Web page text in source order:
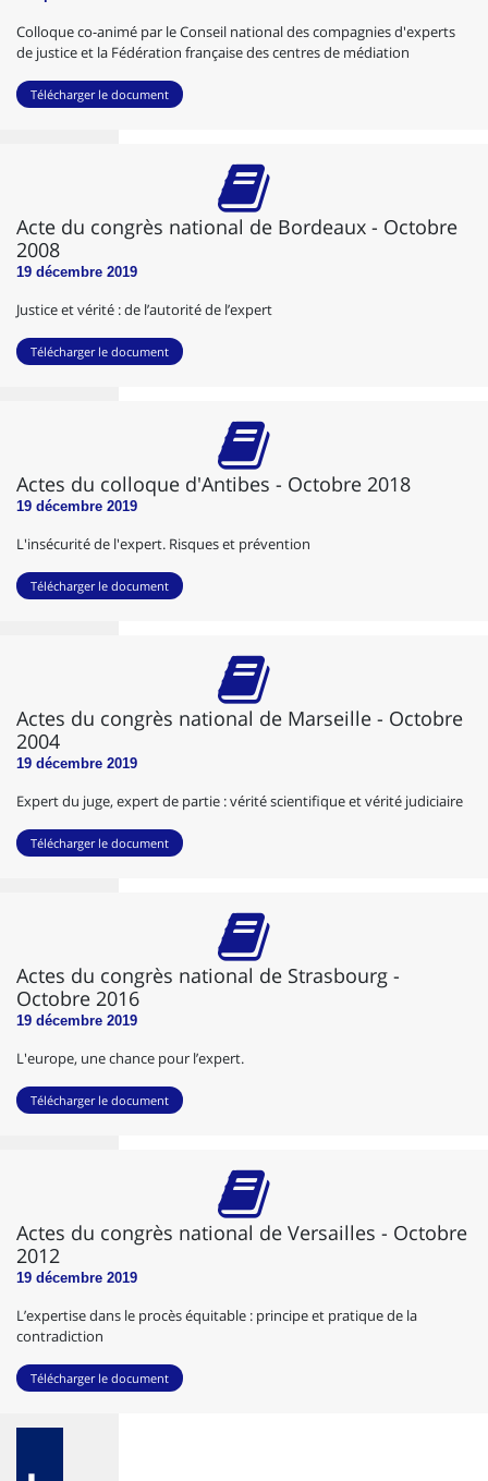
Colloque co-animé par le Conseil national des compagnies d'experts
de justice et la Fédération française des centres de médiation
Télécharger le document
Acte du congrès national de Bordeaux - Octobre
2008
19 décembre 2019
Justice et vérité : de l’autorité de l’expert
Télécharger le document
Actes du colloque d'Antibes - Octobre 2018
19 décembre 2019
L'insécurité de l'expert. Risques et prévention
Télécharger le document
Actes du congrès national de Marseille - Octobre
2004
19 décembre 2019
Expert du juge, expert de partie : vérité scientifique et vérité judiciaire
Télécharger le document
Actes du congrès national de Strasbourg -
Octobre 2016
19 décembre 2019
L'europe, une chance pour l’expert.
Télécharger le document
Actes du congrès national de Versailles - Octobre
2012
19 décembre 2019
L’expertise dans le procès équitable : principe et pratique de la
contradiction
Télécharger le document